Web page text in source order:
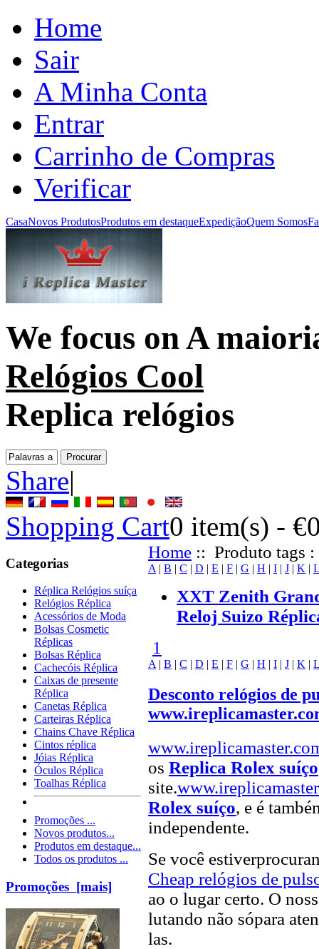
Home
Sair
A Minha Conta
Entrar
Carrinho de Compras
Verificar
CasaNovos ProdutosProdutos em destaqueExpediçãoQuem Somos
We focus onA
Relógios Cool
Replica relógios
Share|
Shopping Cart0 item(s) -
Categorias
Réplica Relógios suíça
Relógios Réplica
Acessórios de Moda
Bolsas Cosmetic
Réplicas
Bolsas Réplica
Cachecóis Réplica
Caixas de presente
Réplica
Canetas Réplica
Carteiras Réplica
Chains Chave Réplica
Cintos réplica
Jóias Réplica
Óculos Réplica
Toalhas Réplica
Promoções ...
Novos produtos...
Produtos em destaque...
Todos os produtos ...
Promoções [mais]
Home :: Produto tags
A | B | C | D | E | F | G | H | I | J | K | L
XXT Zenith
Reloj Suizo
1
A | B | C | D | E | F | G | H | I | J | K | L
Desconto relógios de
os Replica Rolex suíço
site.
Rolex suíço, e é
independente.
Se você
Cheap relógios de
ao o lugar certo. O
lutando não sópara
las.